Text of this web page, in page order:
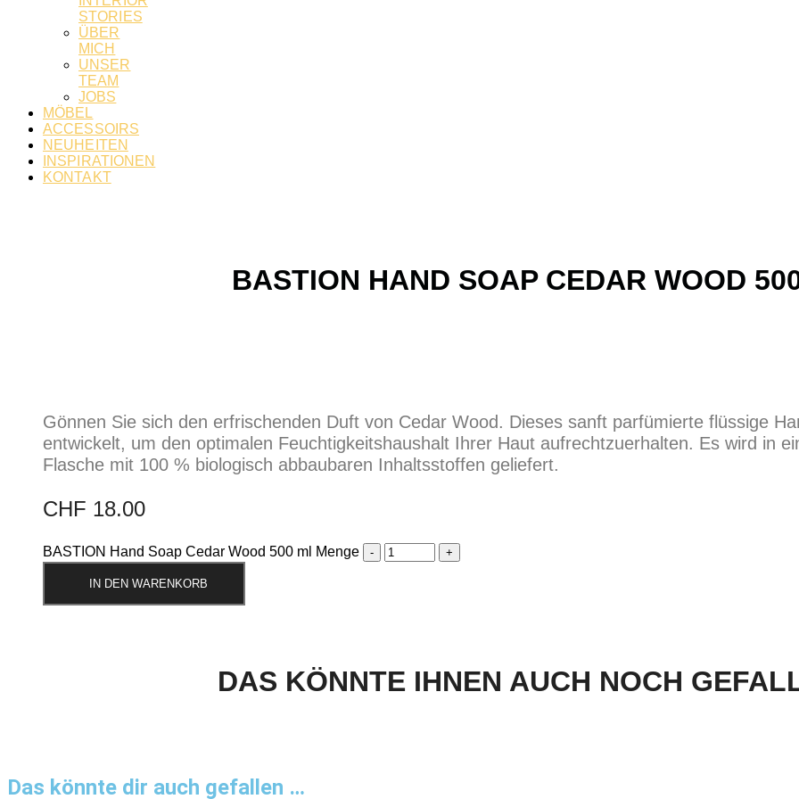
STORIES
ÜBER
MICH
UNSER
TEAM
JOBS
MÖBEL
ACCESSOIRS
NEUHEITEN
INSPIRATIONEN
KONTAKT
BASTION HAND SOAP CEDAR WOOD
Gönnen Sie sich den erfrischenden Duft von Cedar Wood. Dieses sanft parfümierte flüssige
entwickelt, um den optimalen Feuchtigkeitshaushalt Ihrer Haut aufrechtzuerhalten. Es wird in
Flasche mit 100 % biologisch abbaubaren Inhaltsstoffen geliefert.
CHF 18.00
BASTION Hand Soap Cedar Wood 500 ml Menge
IN DEN WARENKORB
DAS KÖNNTE IHNEN AUCH NOCH
Das könnte dir auch gefallen …